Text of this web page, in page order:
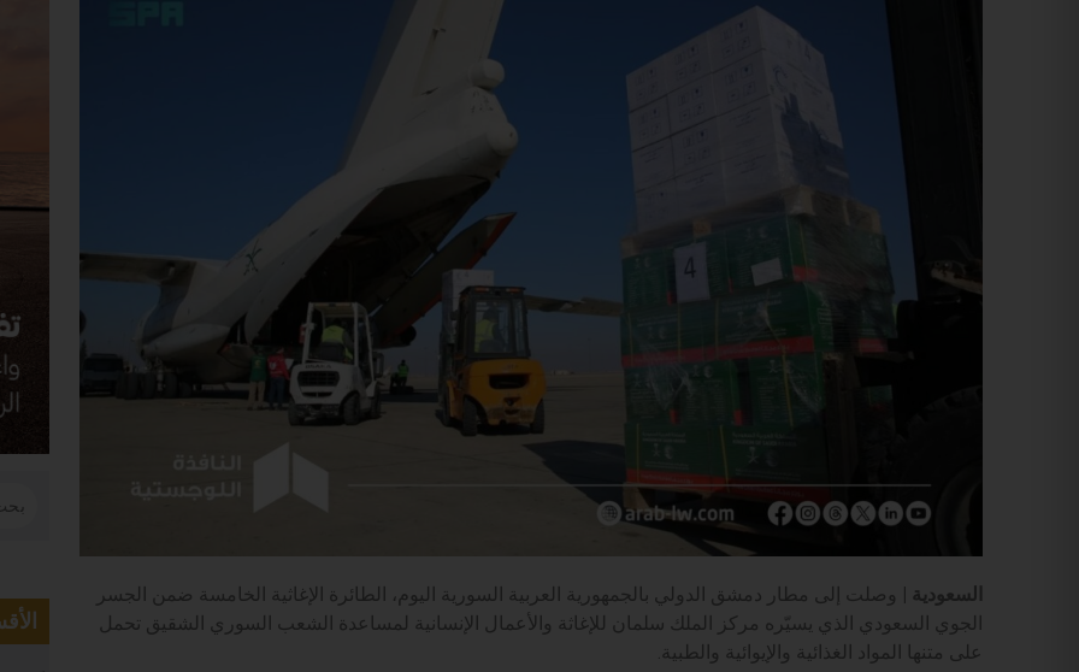
السعودية | وصلت إلى مطار دمشق الدولي بالجمهورية العربية السورية اليوم، الطائرة الإغاثية الخامسة ضمن الجسر
الجوي السعودي الذي يسيّره مركز الملك سلمان للإغاثة والأعمال الإنسانية لمساعدة الشعب السوري الشقيق تحمل
على متنها المواد الغذائية والإيوائية والطبية.